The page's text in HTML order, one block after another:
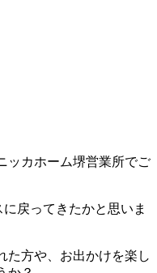
ッカホーム堺営業所でご
戻ってきたかと思いま
た方や、お出かけを楽し